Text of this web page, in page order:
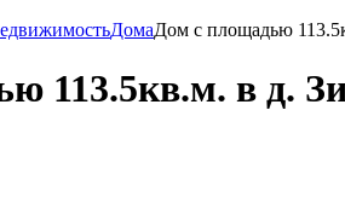
ДомаДом с площадью
113.5кв.м. в д.